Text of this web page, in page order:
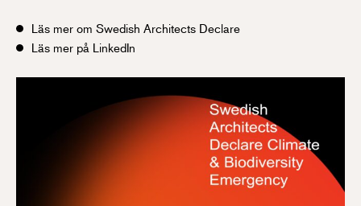
Läs mer om Swedish Architects Declare
Läs mer på LinkedIn